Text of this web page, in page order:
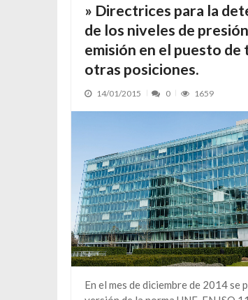
» Directrices para la
de los niveles de
emisión en el puesto de
otras posiciones.
14/01/2015 0 1659
En el mes de diciembre de 2014 se